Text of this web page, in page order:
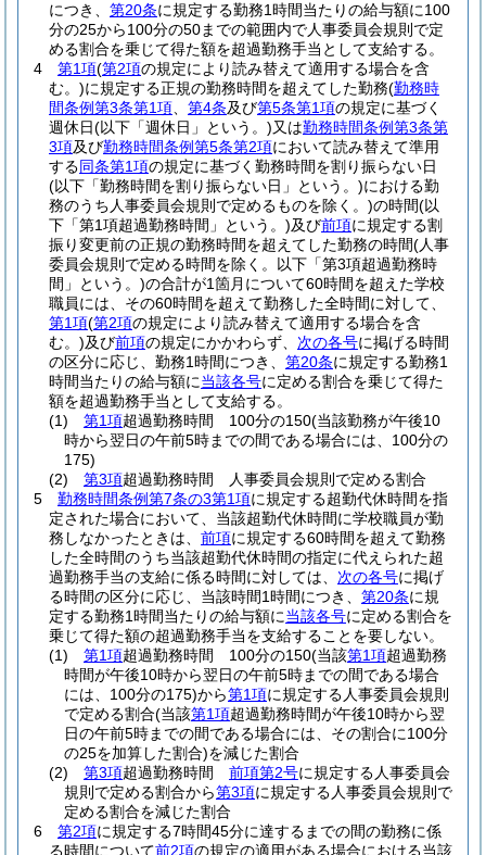
につき、 第20条に規定する勤務1時間当たりの給与額に100
分の25から100分の50までの範囲内で人事委員会規則で定
める割合を乗じて得た額を超過勤務手当として支給する。
4
第1項(第2項の規定により読み替えて適用する場合を含
む。)に規定する正規の勤務時間を超えてした勤務(勤務時
間条例第3条第1項
第4条及び第5条第1項の規定に基づく
週休日(以下「週休日」という。)又は勤務時間条例第3条第
3項及び勤務時間条例第5条第2項において読み替えて準用
する同条第1項の規定に基づく勤務時間を割り振らない日
(以下「勤務時間を割り振らない日」という。)における勤
務のうち人事委員会規則で定めるものを除く。)の時間(以
下「第1項超過勤務時間」という。)及び前項に規定する割
振り変更前の正規の勤務時間を超えてした勤務の時間(人事
委員会規則で定める時間を除く。以下「第3項超過勤務時
間」という。)の合計が1箇月について60時間を超えた学校
職員には、その60時間を超えて勤務した全時間に対して、
第1項(第2項の規定により読み替えて適用する場合を含
む。)及び前項の規定にかかわらず、 次の各号に掲げる時間
の区分に応じ、勤務1時間につき、 第20条に規定する勤務1
時間当たりの給与額に当該各号に定める割合を乗じて得た
額を超過勤務手当として支給する。
(1)
第1項超過勤務時間 100分の150(当該勤務が午後10
時から翌日の午前5時までの間である場合には、100分の
175)
(2)
第3項超過勤務時間 人事委員会規則で定める割合
5
勤務時間条例第7条の3第1項に規定する超勤代休時間を指
定された場合において、当該超勤代休時間に学校職員が勤
務しなかったときは、 前項に規定する60時間を超えて勤務
した全時間のうち当該超勤代休時間の指定に代えられた超
過勤務手当の支給に係る時間に対しては、 次の各号に掲げ
る時間の区分に応じ、当該時間1時間につき、 第20条に規
定する勤務1時間当たりの給与額に当該各号に定める割合を
乗じて得た額の超過勤務手当を支給することを要しない。
(1)
第1項超過勤務時間 100分の150(当該第1項超過勤務
時間が午後10時から翌日の午前5時までの間である場合
には、100分の175)から第1項に規定する人事委員会規則
で定める割合(当該第1項超過勤務時間が午後10時から翌
日の午前5時までの間である場合には、その割合に100分
の25を加算した割合)を減じた割合
(2)
第3項超過勤務時間 前項第2号に規定する人事委員会
規則で定める割合から第3項に規定する人事委員会規則で
定める割合を減じた割合
6
第2項に規定する7時間45分に達するまでの間の勤務に係
る時間について前2項の規定の適用がある場合における当該